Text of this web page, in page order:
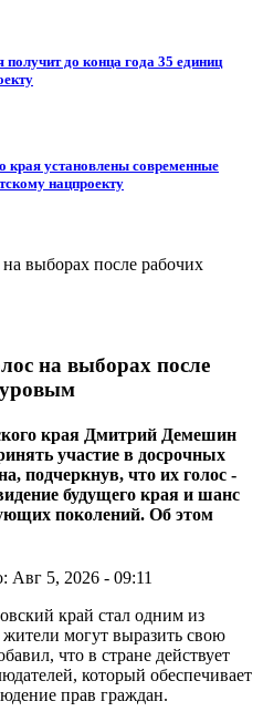
до конца года 35 единиц
края установлены современные
нацпроекту
на выборах после
края Дмитрий Демешин
участие в досрочных
подчеркнув, что их голос -
будущего края и шанс
поколений. Об этом
Авг 5, 2026 - 09:11
край стал одним из
могут выразить свою
что в стране действует
который обеспечивает
прав граждан.